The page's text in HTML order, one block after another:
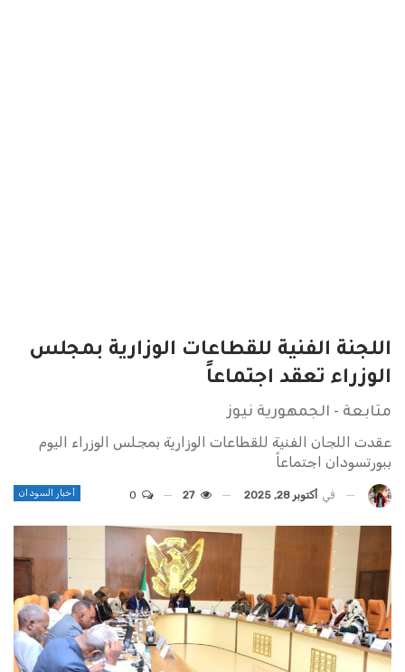
اللجنة الفنية للقطاعات الوزارية بمجلس
الوزراء تعقد اجتماعاً
متابعة - الجمهورية نيوز
عقدت اللجان الفنية للقطاعات الوزارية بمجلس الوزراء اليوم
ببورتسودان اجتماعاً
أخبار السودان في أكتوبر 28, 2025 27